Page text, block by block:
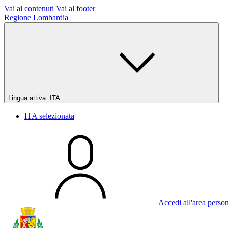
Vai ai contenuti Vai al footer
Regione Lombardia
Lingua attiva: ITA
ITA selezionata
Accedi all'area